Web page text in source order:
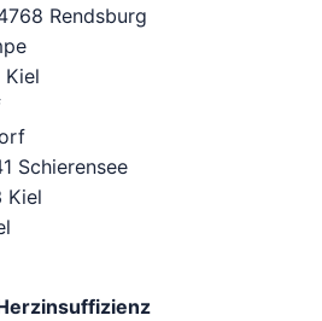
Rendsburg
Kiel
Schierensee
Kiel